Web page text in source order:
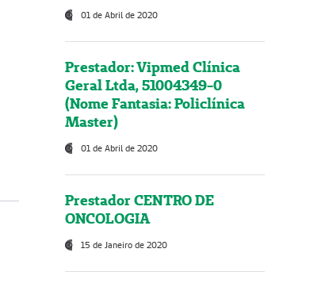
01 de Abril de 2020
Prestador: Vipmed Clínica
Geral Ltda, 51004349-0
(Nome Fantasia: Policlínica
Master)
01 de Abril de 2020
Prestador CENTRO DE
ONCOLOGIA
15 de Janeiro de 2020